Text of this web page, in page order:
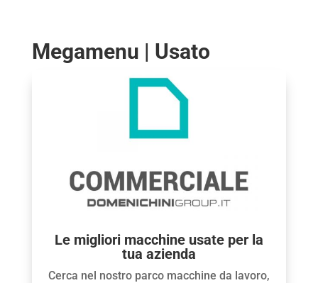
Megamenu | Usato
Le migliori macchine usate per la
tua azienda
Cerca nel nostro parco macchine da lavoro,